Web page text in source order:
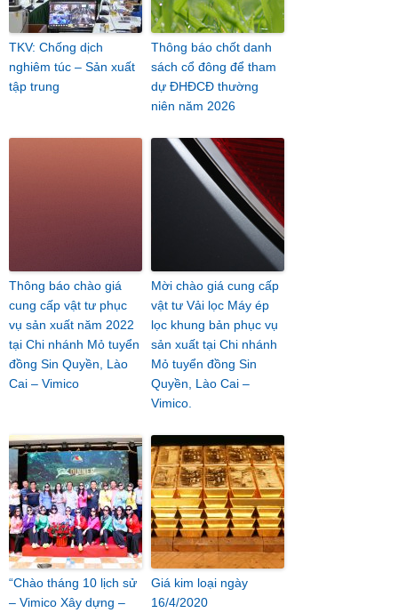
TKV: Chống dịch
nghiêm túc – Sản xuất
tập trung
Thông báo chốt danh
sách cổ đông để tham
dự ĐHĐCĐ thường
niên năm 2026
Thông báo chào giá
cung cấp vật tư phục
vụ sản xuất năm 2022
tại Chi nhánh Mỏ tuyển
đồng Sin Quyền, Lào
Cai – Vimico
Mời chào giá cung cấp
vật tư Vải lọc Máy ép
lọc khung bản phục vụ
sản xuất tại Chi nhánh
Mỏ tuyển đồng Sin
Quyền, Lào Cai –
Vimico.
“Chào tháng 10 lịch sử
– Vimico Xây dựng –
Giá kim loại ngày
16/4/2020